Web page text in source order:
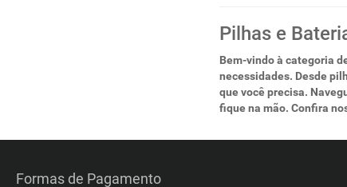
Pilhas e
Bem-vindo à categoria
necessidades. Desde
que você precisa.
fique na mão. Confira
Formas de Pagamento